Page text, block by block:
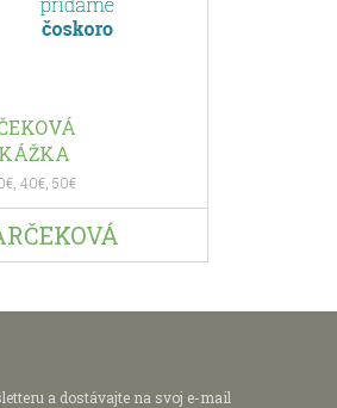
40€, 50€
a dostávajte na svoj e-mail